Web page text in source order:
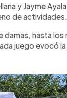
y Jayme
de actividades.
hasta los
juego evocó